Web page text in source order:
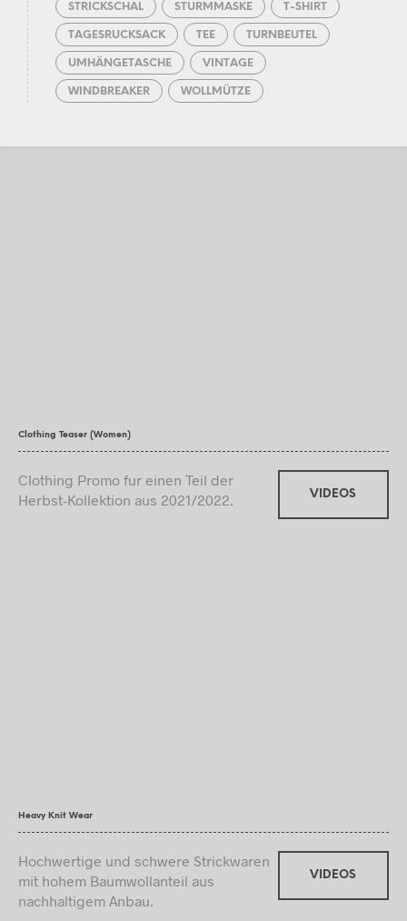
STRICKSCHAL STURMMASKE T-SHIRT
TAGESRUCKSACK TEE TURNBEUTEL
UMHÄNGETASCHE VINTAGE
WINDBREAKER WOLLMÜTZE
Clothing Teaser (Women)
Clothing Promo fur einen Teil der
Herbst-Kollektion aus 2021/2022.
VIDEOS
Heavy Knit Wear
Hochwertige und schwere Strickwaren
mit hohem Baumwollanteil aus
nachhaltigem Anbau.
VIDEOS